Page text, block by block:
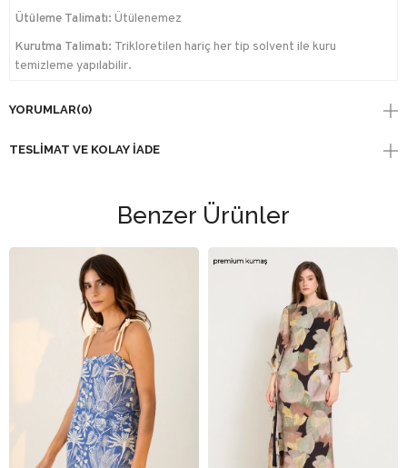
Ütüleme Talimatı: Ütülenemez
Kurutma Talimatı: Trikloretilen hariç her tip solvent ile kuru
temizleme yapılabilir.
YORUMLAR(0)
TESLIMAT VE KOLAY İADE
Benzer Ürünler